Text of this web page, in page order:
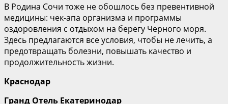
В Родина Сочи тоже не обошлось без превентивной
медицины: чек-апа организма и программы
оздоровления с отдыхом на берегу Черного моря.
Здесь предлагаются все условия, чтобы не лечить, а
предотвращать болезни, повышать качество и
продолжительность жизни.
Краснодар
Гранд Отель Екатеринодар